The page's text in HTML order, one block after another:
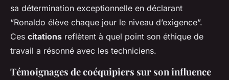
sa détermination exceptionnelle en déclarant
“Ronaldo élève chaque jour le niveau d’exigence”.
Ces citations reflètent à quel point son éthique de
travail a résonné avec les techniciens.
Témoignages de coéquipiers sur son influence